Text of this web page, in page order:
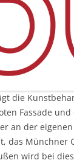
die
Fassade
an der
das Münchner
wird bei